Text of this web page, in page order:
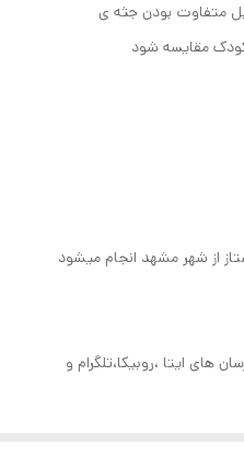
متفاوت بودن جثه ی
مقایسه شود
از شهر مشهد انجام میشود
در پیام رسان های ایتا ،روبیکا،تلگرام و